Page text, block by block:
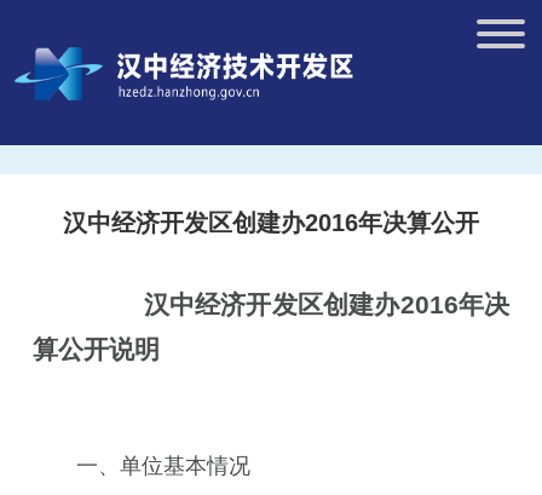
汉中经济开发区创建办2016年决算公开
汉中经济开发区创建办2016年决
算公开说明
一、单位基本情况